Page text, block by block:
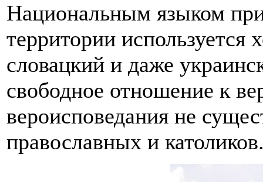
Национальным языком
территории используется
словацкий и даже
свободное отношение к
вероисповедания не
православных и